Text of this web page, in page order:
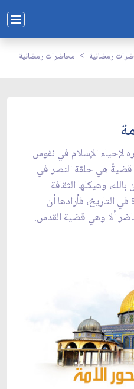
رمضانية محاضرات رمضانية
لإحياء الإسلام في نفوس
قضيةً هي حلقة النصر في
وهيكلها الثقافة
التاريخ، فأرادها أن
ألا وهي قضية القدس.